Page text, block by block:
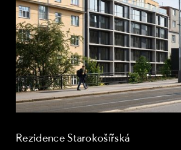
Rezidence Starokošířská